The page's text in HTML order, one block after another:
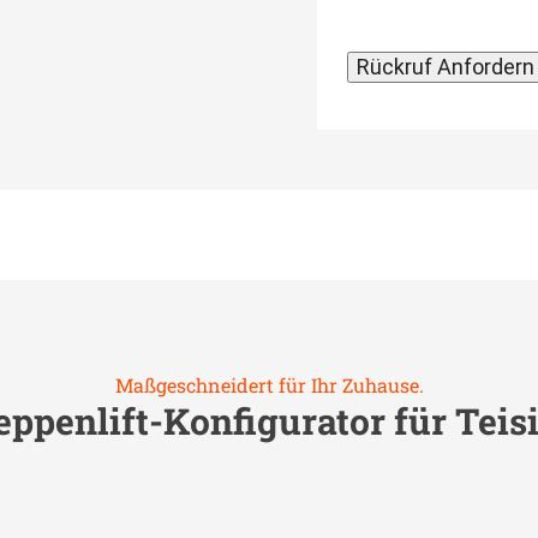
Maßgeschneidert für Ihr Zuhause.
Konfigurator für